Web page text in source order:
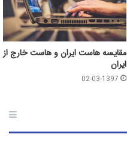
مقایسه هاست ایران و هاست خارج از
ایران
02-03-1397